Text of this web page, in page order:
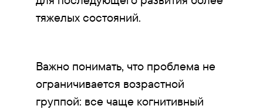
тяжелых состояний.
Важно понимать, что проблема не
ограничивается возрастной
группой: все чаще когнитивный